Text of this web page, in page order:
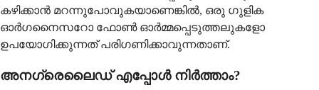
കഴിക്കാൻ മറന്നുപോവുകയാണെങ്കിൽ, ഒരു ഗുളിക
ഓർഗനൈസറോ ഫോൺ ഓർമ്മപ്പെടുത്തലുകളോ
ഉപയോഗിക്കുന്നത് പരിഗണിക്കാവുന്നതാണ്.
അനഗ്രെലൈഡ് എപ്പോൾ നിർത്താം?